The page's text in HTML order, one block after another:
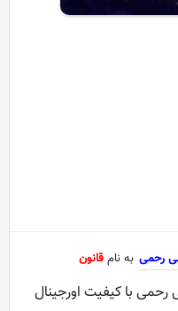
سجاد علی
رحمی به نام قانون
رحمی با کیفیت اورجینال